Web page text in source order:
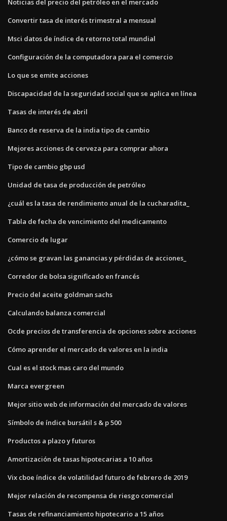
Noticias del precio del petróleo en el mercado
Convertir tasa de interés trimestral a mensual
Msci datos de índice de retorno total mundial
Configuración de la computadora para el comercio
Lo que se emite acciones
Discapacidad de la seguridad social que se aplica en línea
Tasas de interés de abril
Banco de reserva de la india tipo de cambio
Mejores acciones de cerveza para comprar ahora
Tipo de cambio gbp usd
Unidad de tasa de producción de petróleo
¿cuál es la tasa de rendimiento anual de la cucharadita_
Tabla de fecha de vencimiento del medicamento
Comercio de lugar
¿cómo se gravan las ganancias y pérdidas de acciones_
Corredor de bolsa significado en francés
Precio del aceite goldman sachs
Calculando balanza comercial
Ocde precios de transferencia de opciones sobre acciones
Cómo aprender el mercado de valores en la india
Cual es el stock mas caro del mundo
Marca evergreen
Mejor sitio web de información del mercado de valores
Símbolo de índice bursátil s & p 500
Productos a plazo y futuros
Amortización de tasas hipotecarias a 10 años
Vix cboe índice de volatilidad futuro de febrero de 2019
Mejor relación de recompensa de riesgo comercial
Tasas de refinanciamiento hipotecario a 15 años